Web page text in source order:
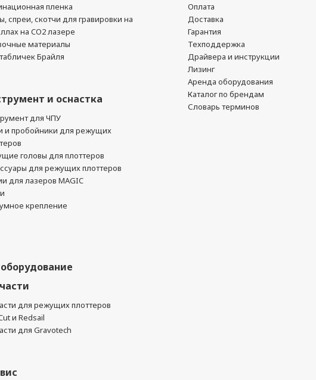
пленка
спреи, скотчи для гравировки на
на CO2 лазере
материалы
Брайля
и оснастка
для ЧПУ
и пробойники для режущих
головы для плоттеров
для режущих плоттеров
для лазеров MAGIC
крепление
для режущих плоттеров
и Redsail
для Gravotech
Оплата
Доставка
Гарантия
Техподдержка
Драйвера и инструкции
Лизинг
Аренда оборудования
Каталог по брендам
Словарь терминов